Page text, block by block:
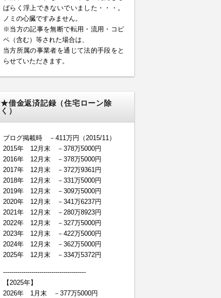
ばらく浮上できないでいました・・・。
ノミの心臓ですみません。
※当方の記事を無断で転用・流用・コピ
ペ（含む）等された場合は、
当方所属の事業者を通じて法的手段をと
らせていただきます。
★借金返済記録（住宅ローン除
く）
ブログ掲載時 －411万円（2015/11）
2015年 12月末 －378万5000円
2016年 12月末 －378万5000円
2017年 12月末 －372万9361円
2018年 12月末 －331万5000円
2019年 12月末 －309万5000円
2020年 12月末 －341万6237円
2021年 12月末 －280万8923円
2022年 12月末 －327万5000円
2023年 12月末 －422万5000円
2024年 12月末 －362万5000円
2025年 12月末 －334万5372円
-----------------------------------------
【2025年】
2026年 1月末 －377万5000円